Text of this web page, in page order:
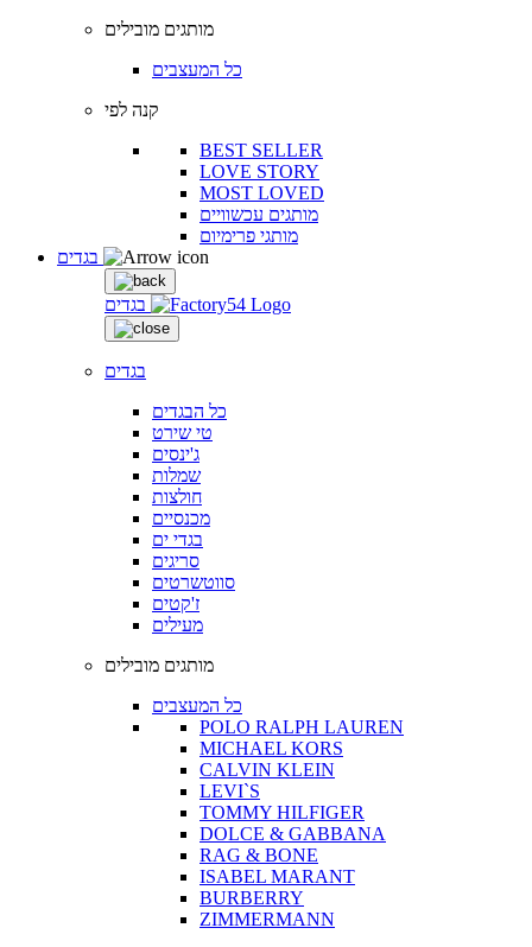
מותגים מובילים
כל המעצבים
קנה לפי
BEST SELLER
LOVE STORY
MOST LOVED
מותגים עכשוויים
מותגי פרימיום
בגדים
בגדים
כל הבגדים
טי שירט
ג'ינסים
שמלות
חולצות
מכנסיים
בגדי ים
סריגים
סווטשרטים
ז'קטים
מעילים
מותגים מובילים
כל המעצבים
POLO RALPH LAUREN
MICHAEL KORS
CALVIN KLEIN
LEVI`S
TOMMY HILFIGER
DOLCE & GABBANA
RAG & BONE
ISABEL MARANT
BURBERRY
ZIMMERMANN